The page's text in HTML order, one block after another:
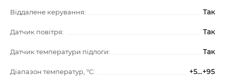
Віддалене керування: Так
Датчик повітря: Так
Датчик температури підлоги: Так
Діапазон температур, °C: +5…+95